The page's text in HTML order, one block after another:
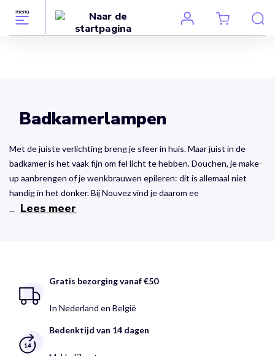
Badkamerlampen
Met de juiste verlichting breng je sfeer in huis. Maar juist in de
badkamer is het vaak fijn om fel licht te hebben. Douchen, je make-
up aanbrengen of je wenkbrauwen epileren: dit is allemaal niet
handig in het donker. Bij Nouvez vind je daarom ee
... Lees meer
Gratis bezorging vanaf €50
In Nederland en België
Bedenktijd van 14 dagen